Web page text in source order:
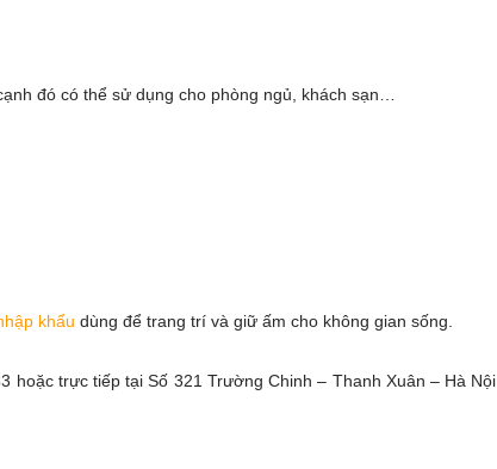
đó có thể sử dụng cho phòng ngủ, khách sạn…
khẩu dùng để trang trí và giữ ấm cho không gian sống.
trực tiếp tại Số 321 Trường Chinh – Thanh Xuân – Hà Nội